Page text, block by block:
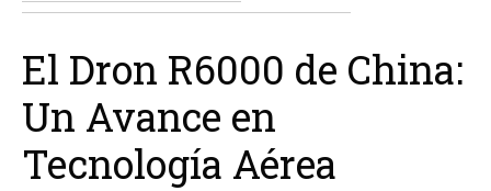
El Dron R6000 de China:
Un Avance en
Tecnología Aérea